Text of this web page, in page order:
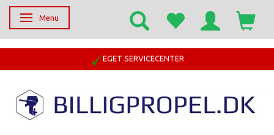
Skifte navigation
Menu
EGET SERVICECENTER